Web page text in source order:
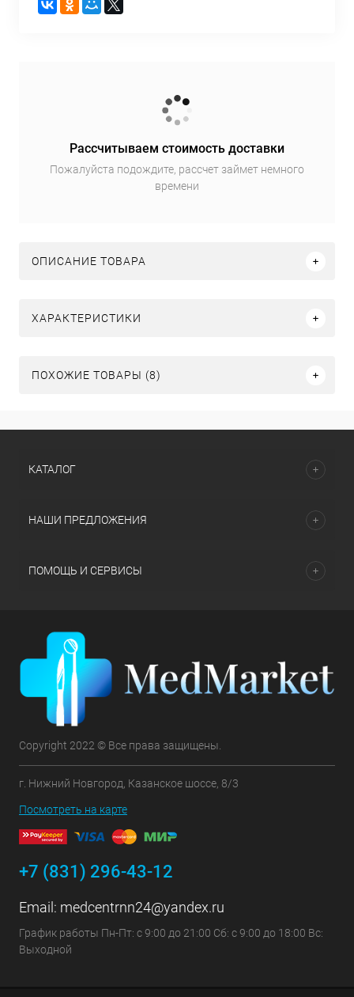
Рассчитываем стоимость доставки
Пожалуйста подождите, рассчет займет немного
времени
ОПИСАНИЕ ТОВАРА
ХАРАКТЕРИСТИКИ
ПОХОЖИЕ ТОВАРЫ (8)
КАТАЛОГ
НАШИ ПРЕДЛОЖЕНИЯ
ПОМОЩЬ И СЕРВИСЫ
Copyright 2022 © Все права защищены.
г. Нижний Новгород, Казанское шоссе, 8/3
Посмотреть на карте
+7 (831) 296-43-12
Email: medcentrnn24@yandex.ru
График работы Пн-Пт: с 9:00 до 21:00 Сб: с 9:00 до 18:00 Вс:
Выходной